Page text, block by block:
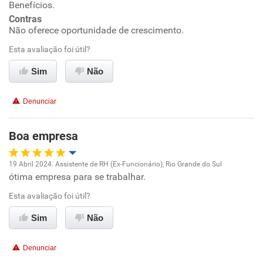
Conciliação com a vida familiar
Benefícios
Recomenda esta empresa
Benefícios.
Contras
Não oferece oportunidade de crescimento.
Esta avaliação foi útil?
Sim Não
Denunciar
Boa empresa
Oportunidade de promoção
Ambiente de trabalho
19 Abril 2024. Assistente de RH (Ex-Funcionário), Rio Grande do Sul
ótima empresa para se trabalhar.
Esta avaliação foi útil?
Sim Não
Denunciar